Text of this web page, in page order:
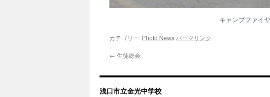
キャンプファイ
カテゴリー: Photo News パーマリンク
← 生徒総会
浅口市立金光中学校